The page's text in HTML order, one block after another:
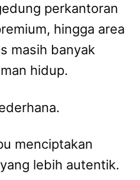
perkantoran
hingga area
masih banyak
hidup.
menciptakan
lebih autentik.